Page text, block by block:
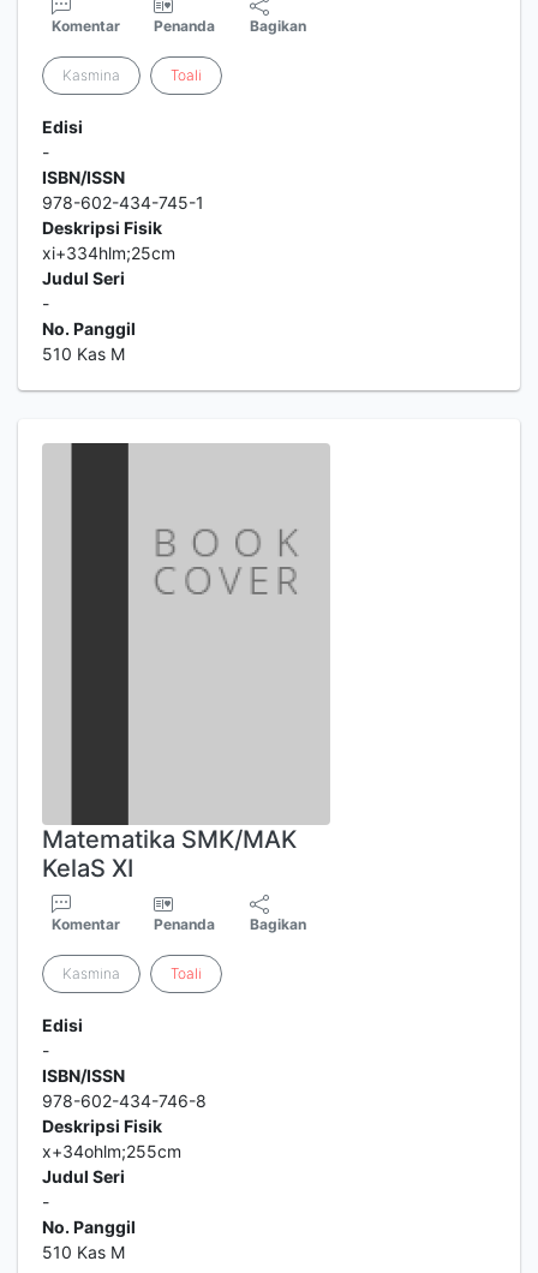
Komentar Penanda Bagikan
Kasmina Toali
Edisi
-
ISBN/ISSN
978-602-434-745-1
Deskripsi Fisik
xi+334hlm;25cm
Judul Seri
-
No. Panggil
510 Kas M
Matematika SMK/MAK
KelaS XI
Komentar Penanda Bagikan
Kasmina Toali
Edisi
-
ISBN/ISSN
978-602-434-746-8
Deskripsi Fisik
x+34ohlm;255cm
Judul Seri
-
No. Panggil
510 Kas M